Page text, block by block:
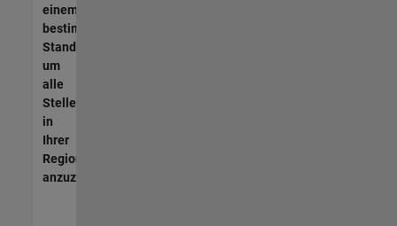
einem
bestimmten
Standort,
um
alle
Stellenangebote
in
Ihrer
Region
anzuzeigen.